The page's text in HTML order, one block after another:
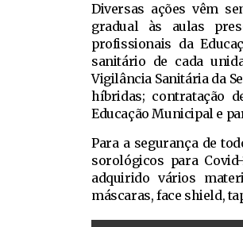
Diversas ações vêm
gradual às aulas
profissionais da
sanitário de cada
Vigilância Sanitária da
híbridas; contratação
Educação Municipal e
Para a segurança de
sorológicos para
adquirido vários
máscaras, face shield,